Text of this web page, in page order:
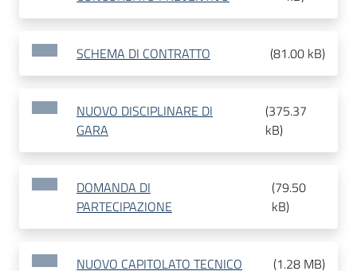
SCHEMA DI CONTRATTO (81.00 kB)
NUOVO DISCIPLINARE DI
GARA
(375.37
kB)
DOMANDA DI
PARTECIPAZIONE
(79.50
kB)
NUOVO CAPITOLATO TECNICO (1.28 MB)